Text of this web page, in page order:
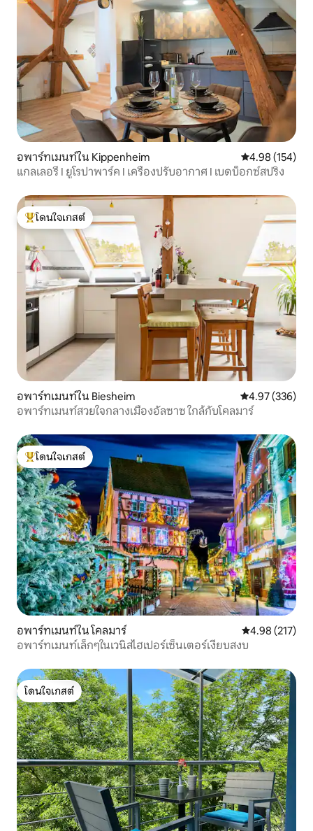
อพาร์ทเมนท์ใน Kippenheim คะแนนเฉลี่ย
4.98 (154)
แกลเลอรี I ยูโรปาพาร์ค I เครื่องปรับอากาศ I เบดบ็อกซ์สปริง
โดนใจเกสต์ที่สุด
โดนใจเกสต์
อพาร์ทเมนท์ใน Biesheim คะแนนเฉลี่ย
4.97 (336)
อพาร์ทเมนท์สวยใจกลางเมืองอัลซาซ ใกล้กับโคลมาร์
โดนใจเกสต์ที่สุด
โดนใจเกสต์
อพาร์ทเมนท์ใน โคลมาร์ คะแนนเฉลี่ย
4.98 (217)
อพาร์ทเมนท์เล็กๆในเวนิสไฮเปอร์เซ็นเตอร์เงียบสงบ
โดนใจเกสต์
โดนใจเกสต์